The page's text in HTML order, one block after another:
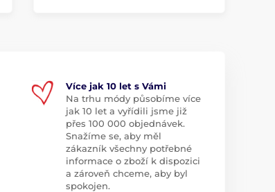
Více jak 10 let s Vámi
Na trhu módy působíme více
jak 10 let a vyřídili jsme již
přes 100 000 objednávek.
Snažíme se, aby měl
zákazník všechny potřebné
informace o zboží k dispozici
a zároveň chceme, aby byl
spokojen.